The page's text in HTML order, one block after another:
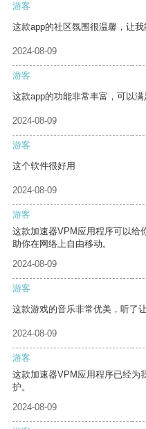
游客
这款app的社区氛围很温馨，让我
2024-08-09
游客
这款app的功能非常丰富，可以满
2024-08-09
游客
这个软件很好用
2024-08-09
游客
这款加速器VPM应用程序可以给
助你在网络上自由移动。
2024-08-09
游客
这款游戏的音乐非常优美，听了
2024-08-09
游客
这款加速器VPM应用程序已经为
护。
2024-08-09